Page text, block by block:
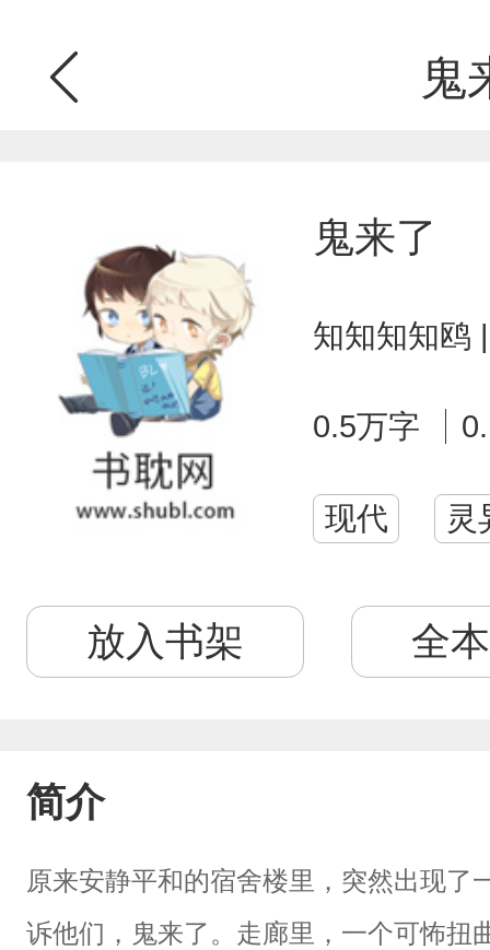
鬼
鬼来了
知知知知鸥
0.5万字
现代 灵
放入书架 全
简介
原来安静平和的宿舍楼里，突然出现
诉他们，鬼来了。走廊里，一个可怖